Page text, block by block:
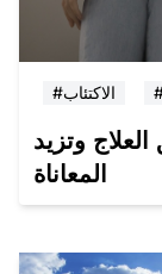
#الاكتئاب
وتزيد
المعاناة